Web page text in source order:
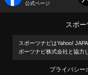
公式ページ
スポ
スポーツナビはYahoo!
ポーツナビ株式会社と協力
プライバシー